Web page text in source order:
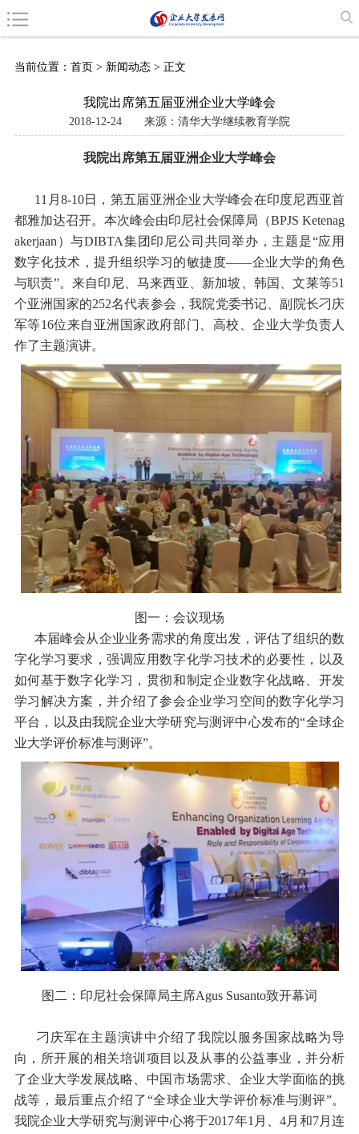
当前位置： 首页 > 新闻动态> 正文
我院出席第五届亚洲企业大学峰会
2018-12-24 来源：清华大学继续教育学院
我院出席第五届亚洲企业大学峰会
11月8-10日，第五届亚洲企业大学峰会在印度尼西亚首
都雅加达召开。本次峰会由印尼社会保障局（BPJS Ketenag
akerjaan）与DIBTA集团印尼公司共同举办，主题是“应用
数字化技术，提升组织学习的敏捷度——企业大学的角色
与职责”。来自印尼、马来西亚、新加坡、韩国、文莱等51
个亚洲国家的252名代表参会，我院党委书记、副院长刁庆
军等16位来自亚洲国家政府部门、高校、企业大学负责人
作了主题演讲。
图一：会议现场
本届峰会从企业业务需求的角度出发，评估了组织的数
字化学习要求，强调应用数字化学习技术的必要性，以及
如何基于数字化学习，贯彻和制定企业数字化战略、开发
学习解决方案，并介绍了参会企业学习空间的数字化学习
平台，以及由我院企业大学研究与测评中心发布的“全球企
业大学评价标准与测评”。
图二：印尼社会保障局主席Agus Susanto致开幕词
刁庆军在主题演讲中介绍了我院以服务国家战略为导
向，所开展的相关培训项目以及从事的公益事业，并分析
了企业大学发展战略、中国市场需求、企业大学面临的挑
战等，最后重点介绍了“全球企业大学评价标准与测评”。
我院企业大学研究与测评中心将于2017年1月、4月和7月连